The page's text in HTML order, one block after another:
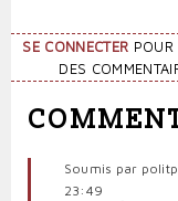
SE CONNECTER POUR
DES
Soumis par
23:49